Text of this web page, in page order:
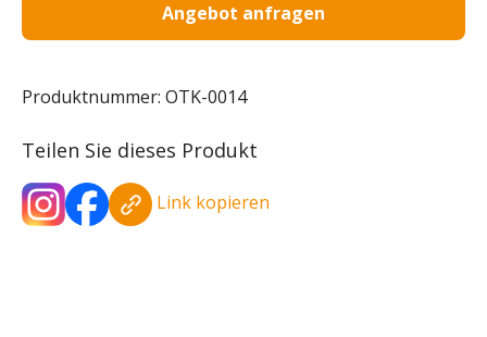
Angebot anfragen
Produktnummer: OTK-0014
Teilen Sie dieses Produkt
Link kopieren